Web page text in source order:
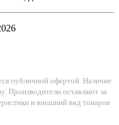
публичной офертой. Наличие
Производители оставляют за
и внешний вид товаров